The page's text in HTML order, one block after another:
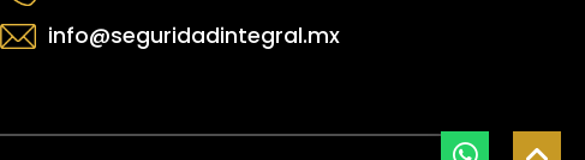
info@seguridadintegral.mx